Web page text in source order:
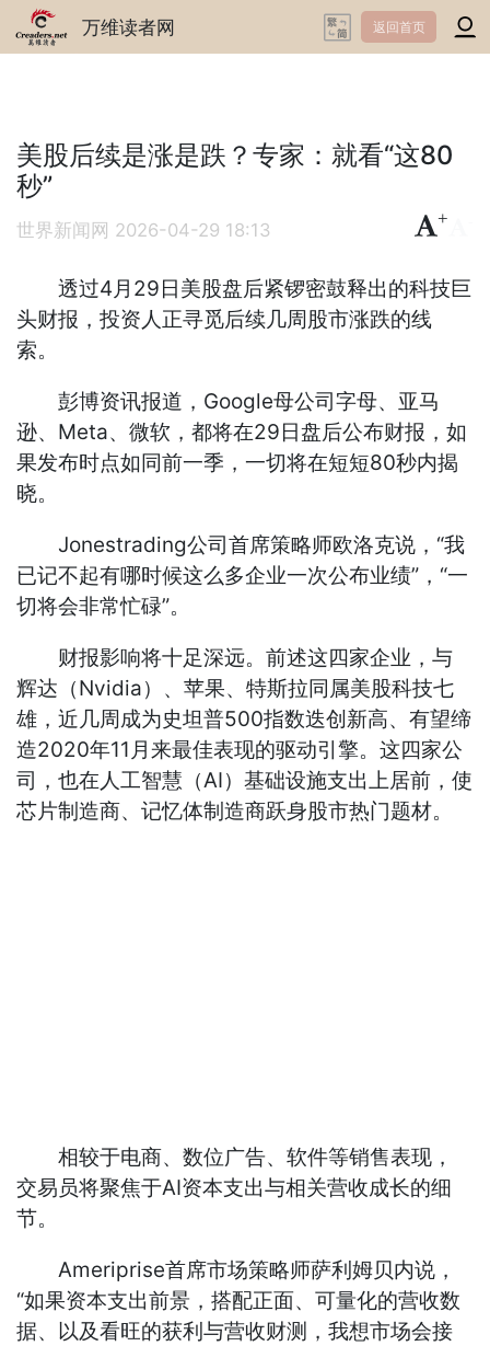
万维读者网 返回首页
美股后续是涨是跌？专家：就看“这80
秒”
世界新闻网 2026-04-29 18:13
+
透过4月29日美股盘后紧锣密鼓释出的科技巨
头财报，投资人正寻觅后续几周股市涨跌的线
索。
彭博资讯报道，Google母公司字母、亚马
逊、Meta、微软，都将在29日盘后公布财报，如
果发布时点如同前一季，一切将在短短80秒内揭
晓。
Jonestrading公司首席策略师欧洛克说，“我
已记不起有哪时候这么多企业一次公布业绩”，“一
切将会非常忙碌”。
财报影响将十足深远。前述这四家企业，与
辉达（Nvidia）、苹果、特斯拉同属美股科技七
雄，近几周成为史坦普500指数迭创新高、有望缔
造2020年11月来最佳表现的驱动引擎。这四家公
司，也在人工智慧（AI）基础设施支出上居前，使
芯片制造商、记忆体制造商跃身股市热门题材。
相较于电商、数位广告、软件等销售表现，
交易员将聚焦于AI资本支出与相关营收成长的细
节。
Ameriprise首席市场策略师萨利姆贝内说，
“如果资本支出前景，搭配正面、可量化的营收数
据、以及看旺的获利与营收财测，我想市场会接